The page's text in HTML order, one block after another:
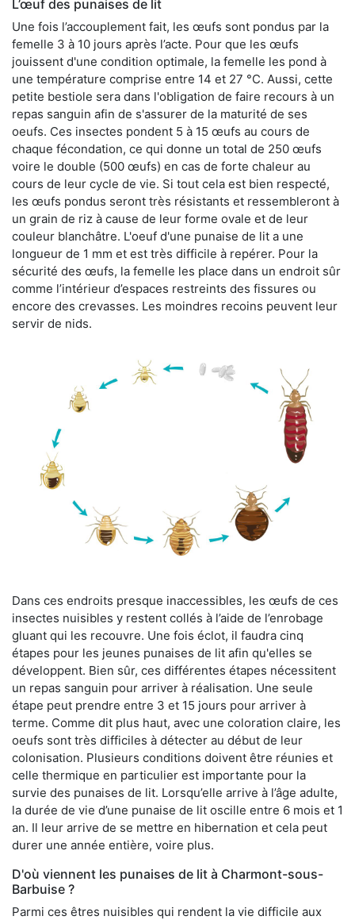
L’œuf des punaises de lit
Une fois l’accouplement fait, les œufs sont pondus par la
femelle 3 à 10 jours après l’acte. Pour que les œufs
jouissent d'une condition optimale, la femelle les pond à
une température comprise entre 14 et 27 °C. Aussi, cette
petite bestiole sera dans l'obligation de faire recours à un
repas sanguin afin de s'assurer de la maturité de ses
oeufs. Ces insectes pondent 5 à 15 œufs au cours de
chaque fécondation, ce qui donne un total de 250 œufs
voire le double (500 œufs) en cas de forte chaleur au
cours de leur cycle de vie. Si tout cela est bien respecté,
les œufs pondus seront très résistants et ressembleront à
un grain de riz à cause de leur forme ovale et de leur
couleur blanchâtre. L'oeuf d'une punaise de lit a une
longueur de 1 mm et est très difficile à repérer. Pour la
sécurité des œufs, la femelle les place dans un endroit sûr
comme l’intérieur d’espaces restreints des fissures ou
encore des crevasses. Les moindres recoins peuvent leur
servir de nids.
Dans ces endroits presque inaccessibles, les œufs de ces
insectes nuisibles y restent collés à l’aide de l’enrobage
gluant qui les recouvre. Une fois éclot, il faudra cinq
étapes pour les jeunes punaises de lit afin qu'elles se
développent. Bien sûr, ces différentes étapes nécessitent
un repas sanguin pour arriver à réalisation. Une seule
étape peut prendre entre 3 et 15 jours pour arriver à
terme. Comme dit plus haut, avec une coloration claire, les
oeufs sont très difficiles à détecter au début de leur
colonisation. Plusieurs conditions doivent être réunies et
celle thermique en particulier est importante pour la
survie des punaises de lit. Lorsqu’elle arrive à l’âge adulte,
la durée de vie d’une punaise de lit oscille entre 6 mois et 1
an. Il leur arrive de se mettre en hibernation et cela peut
durer une année entière, voire plus.
D'où viennent les punaises de lit à Charmont-sous-
Barbuise ?
Parmi ces êtres nuisibles qui rendent la vie difficile aux